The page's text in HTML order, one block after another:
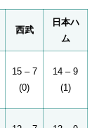
西武
日本ハ
ム
15 – 7
(0)
14 – 9
(1)